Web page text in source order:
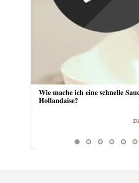
Wie mache ich eine schnelle
Hollandaise?